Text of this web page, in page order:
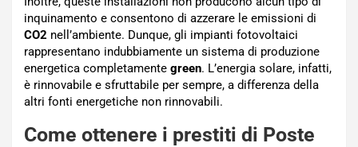
inquinamento e consentono di azzerare le emissioni di
CO2 nell’ambiente. Dunque, gli impianti fotovoltaici
rappresentano indubbiamente un sistema di produzione
energetica completamente green. L’energia solare, infatti,
è rinnovabile e sfruttabile per sempre, a differenza della
altri fonti energetiche non rinnovabili.
Come ottenere i prestiti di Poste